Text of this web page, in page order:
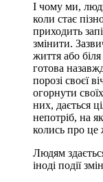
І чому ми,
коли стає
приходить
змінити.
життя або
готова
порозі своєї
огорнути
них, дається
непотріб, на
колись про це
Людям
іноді події